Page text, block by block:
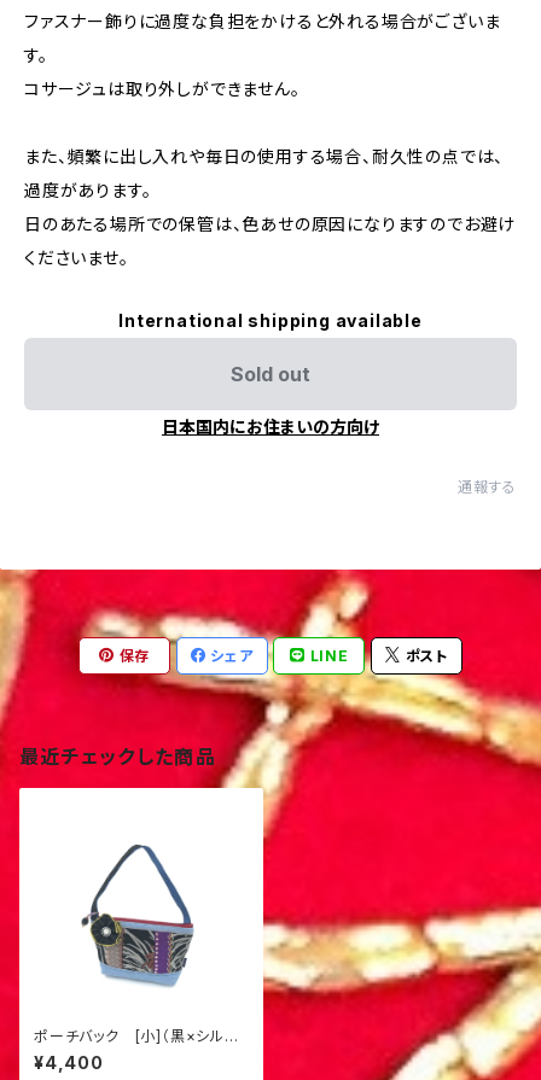
ファスナー飾りに過度な負担をかけると外れる場合がございま
す。
コサージュは取り外しができません。
また、頻繁に出し入れや毎日の使用する場合、耐久性の点では、
過度があります。
日のあたる場所での保管は、色あせの原因になりますのでお避け
くださいませ。
International shipping available
Sold out
日本国内にお住まいの方向け
通報する
保存 シェア LINE ポスト
最近チェックした商品
ポーチバック [小]（黒×シルバ
ー）S−１
¥4,400